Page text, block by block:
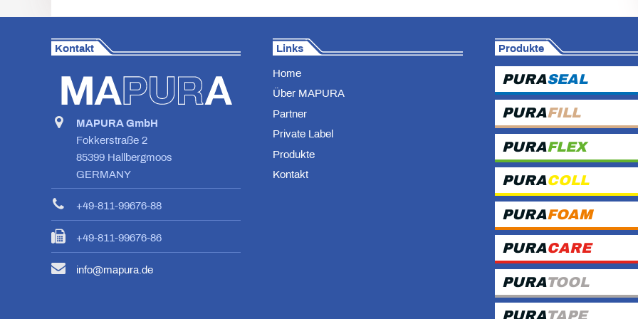
Kontakt
MAPURA GmbH
Fokkerstraße 2
85399 Hallbergmoos
GERMANY
+49-811-99676-88
+49-811-99676-86
info@mapura.de
Links
Home
Über MAPURA
Partner
Private Label
Produkte
Kontakt
Produkte
PURASEAL
PURAFILL
PURAFLEX
PURACOLL
PURAFOAM
PURACARE
PURATOOL
PURATAPE